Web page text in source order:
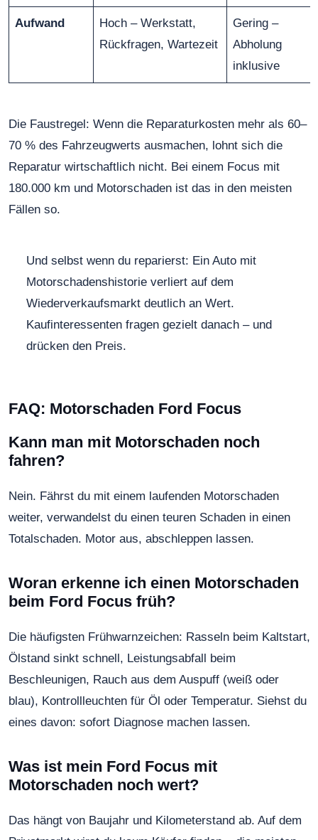
Aufwand
Hoch – Werkstatt,
Rückfragen, Wartezeit
Gering –
Abholung
inklusive
Die Faustregel: Wenn die Reparaturkosten mehr als 60–
70 % des Fahrzeugwerts ausmachen, lohnt sich die
Reparatur wirtschaftlich nicht. Bei einem Focus mit
180.000 km und Motorschaden ist das in den meisten
Fällen so.
Und selbst wenn du reparierst: Ein Auto mit
Motorschadenshistorie verliert auf dem
Wiederverkaufsmarkt deutlich an Wert.
Kaufinteressenten fragen gezielt danach – und
drücken den Preis.
FAQ: Motorschaden Ford Focus
Kann man mit Motorschaden noch
fahren?
Nein. Fährst du mit einem laufenden Motorschaden
weiter, verwandelst du einen teuren Schaden in einen
Totalschaden. Motor aus, abschleppen lassen.
Woran erkenne ich einen Motorschaden
beim Ford Focus früh?
Die häufigsten Frühwarnzeichen: Rasseln beim Kaltstart,
Ölstand sinkt schnell, Leistungsabfall beim
Beschleunigen, Rauch aus dem Auspuff (weiß oder
blau), Kontrollleuchten für Öl oder Temperatur. Siehst du
eines davon: sofort Diagnose machen lassen.
Was ist mein Ford Focus mit
Motorschaden noch wert?
Das hängt von Baujahr und Kilometerstand ab. Auf dem